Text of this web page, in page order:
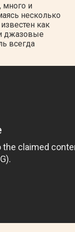
много и
несколько
как
джазовые
всегда